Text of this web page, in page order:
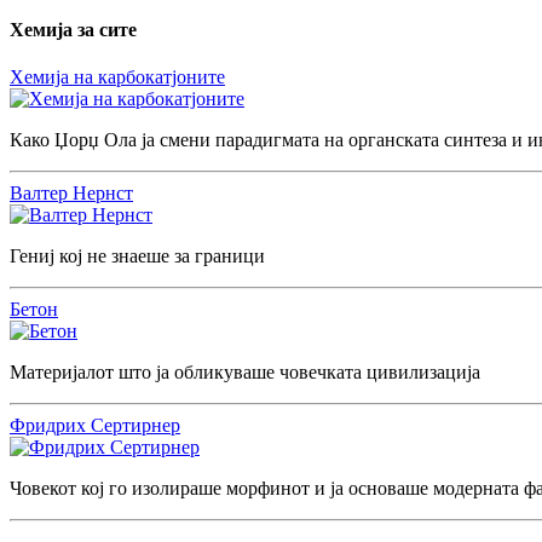
Хемија за сите
Хемија на карбокатјоните
Како Џорџ Ола ја смени парадигмата на органската синтеза и
Валтер Нернст
Гениј кој не знаеше за граници
Бетон
Материјалот што ја обликуваше човечката цивилизација
Фридрих Сертирнер
Човекот кој го изолираше морфинот и ја основаше модерната